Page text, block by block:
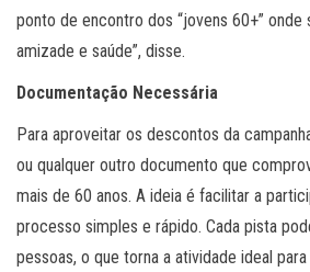
ponto de encontro dos “jovens 60+”
amizade e saúde”, disse.
Documentação Necessária
Para aproveitar os descontos da
ou qualquer outro documento que
mais de 60 anos. A ideia é facilitar a
processo simples e rápido. Cada pista
pessoas, o que torna a atividade ideal